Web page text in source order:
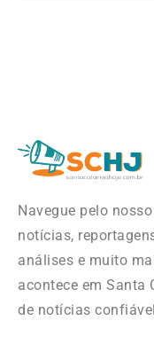
Navegue pelo
notícias,
análises e muito
acontece em Santa
de notícias